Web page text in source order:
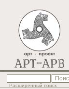
Расширенный поиск